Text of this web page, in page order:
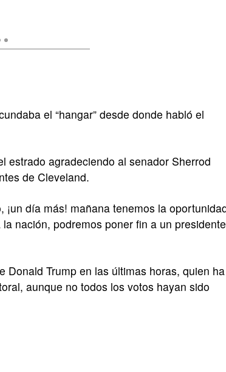
el “hangar” desde donde habló el
estrado agradeciendo al senador Sherrod
de Cleveland.
día más! mañana tenemos la
nación, podremos poner fin a un presidente
Donald Trump en las últimas horas, quien ha
aunque no todos los votos hayan sido